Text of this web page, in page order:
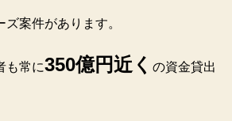
ズ案件があります。
も常に350億円近く の資金貸出